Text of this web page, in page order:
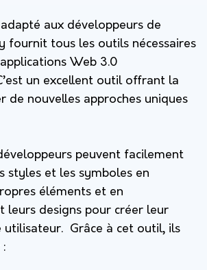
aux développeurs de
fournit tous les outils nécessaires
Web 3.0
un excellent outil offrant la
de nouvelles approches uniques
peuvent facilement
styles et les symboles en
éléments et en
leurs designs pour créer leur
utilisateur. Grâce à cet outil, ils